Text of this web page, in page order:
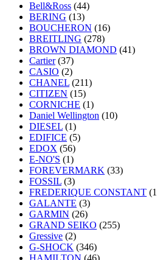
Bell&Ross (44)
BERING (13)
BOUCHERON (16)
BREITLING (278)
BROWN DIAMOND (41)
Cartier(37)
CASIO (2)
CHANEL (211)
CITIZEN (15)
CORNICHE (1)
Daniel Wellington (10)
DIESEL (1)
EDIFICE (5)
EDOX (56)
E-NO'S (1)
FOREVERMARK (33)
FOSSIL (3)
FREDERIQUE CONSTANT
GALANTE (3)
GARMIN (26)
GRAND SEIKO (255)
Gressive (2)
G-SHOCK (346)